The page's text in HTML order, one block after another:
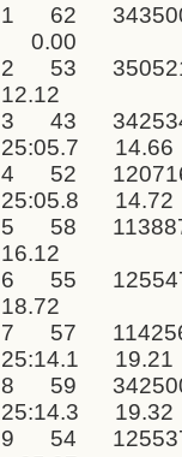
1 62
0.00
2 53
12.12
3 43
25:05.7 14.66
4 52
25:05.8 14.72
5 58
16.12
6 55
18.72
7 57
25:14.1 19.21
8 59
25:14.3 19.32
9 54